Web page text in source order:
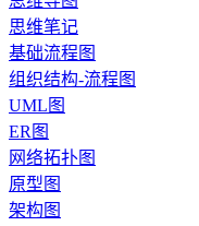
思维笔记
基础流程图
组织结构-流程图
UML图
ER图
网络拓扑图
原型图
架构图